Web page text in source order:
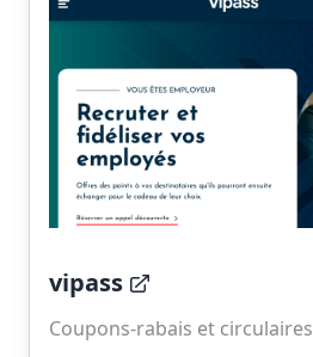
vipass
Coupons-rabais et circulaires